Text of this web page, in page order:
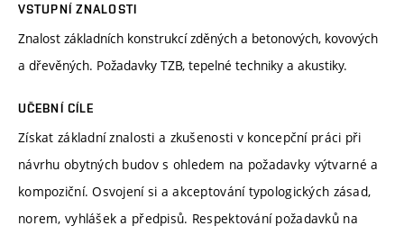
VSTUPNÍ ZNALOSTI
Znalost základních konstrukcí zděných a betonových, kovových
a dřevěných. Požadavky TZB, tepelné techniky a akustiky.
UČEBNÍ CÍLE
Získat základní znalosti a zkušenosti v koncepční práci při
návrhu obytných budov s ohledem na požadavky výtvarné a
kompoziční. Osvojení si a akceptování typologických zásad,
norem, vyhlášek a předpisů. Respektování požadavků na